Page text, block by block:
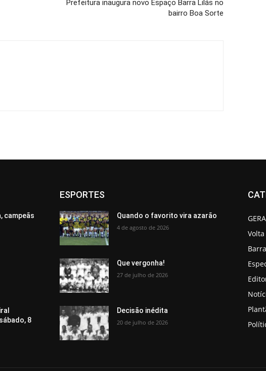
Prefeitura inaugura novo Espaço Barra Lilás no
bairro Boa Sorte
campeãs
8
ESPORTES
Quando o favorito vira azarão
4 de agosto de 2026
Que vergonha!
27 de julho de 2026
Decisão inédita
20 de julho de 2026